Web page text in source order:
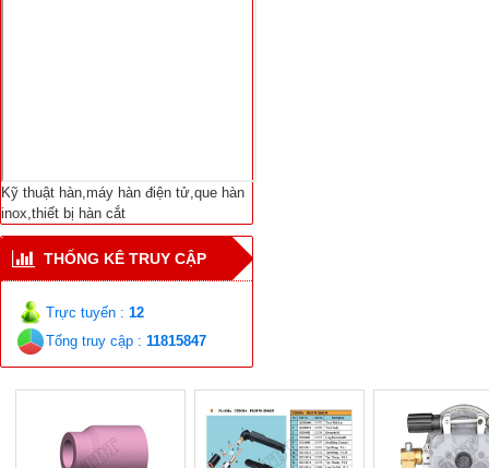
Kỹ thuật hàn,máy hàn điện tử,que hàn
inox,thiết bị hàn cắt
THỐNG KÊ TRUY CẬP
Trực tuyến :12
Tổng truy cập :11815847